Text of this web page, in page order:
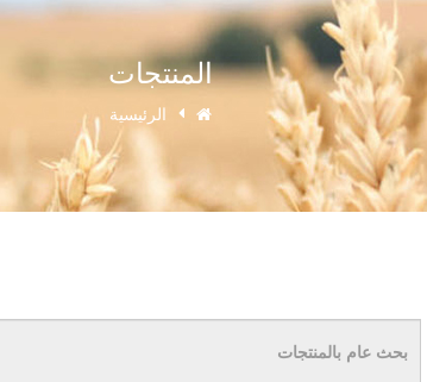
المنتجات
الرئيسية